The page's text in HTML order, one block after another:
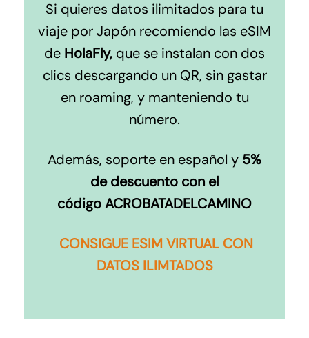
Si quieres datos ilimitados para tu
viaje por Japón recomiendo las eSIM
de HolaFly, que se instalan con dos
clics descargando un QR, sin gastar
en roaming, y manteniendo tu
número.
Además, soporte en español y 5%
de descuento con el
código ACROBATADELCAMINO
CONSIGUE ESIM VIRTUAL CON
DATOS ILIMTADOS